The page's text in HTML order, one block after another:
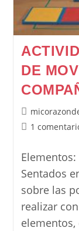
DE
Autor
de
Comentarios
entrada:
1
Sentados
sobre las
realizar